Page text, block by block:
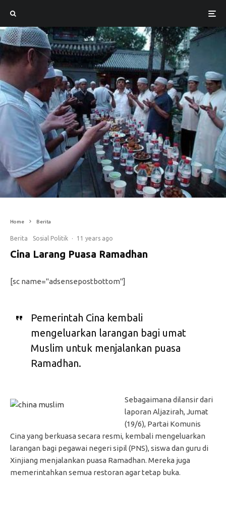
Home Berita
Berita Sosial Politik · 11 years ago
Cina Larang Puasa Ramadhan
[sc name="adsensepostbottom"]
Pemerintah Cina kembali
mengeluarkan larangan bagi umat
Muslim untuk menjalankan puasa
Ramadhan.
Sebagaimana dilansir dari
laporan Aljazirah, Jumat
(19/6), Partai Komunis
Cina yang berkuasa secara resmi, kembali mengeluarkan
larangan bagi pegawai negeri sipil (PNS), siswa dan guru di
Xinjiang menjalankan puasa Ramadhan. Mereka juga
memerintahkan semua restoran agar tetap buka.